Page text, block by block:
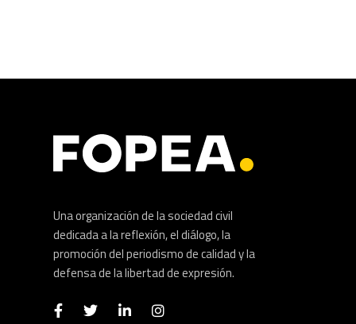
Una organización de la sociedad civil
dedicada a la reflexión, el diálogo, la
promoción del periodismo de calidad y la
defensa de la libertad de expresión.